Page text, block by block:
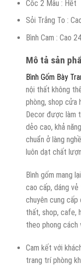
Cốc 2 Mầu : Hết
Sỏi Trắng To :
Bình Cam : Cao
Mô tả sản
Bình Gốm Bày
nội thất không
phòng, shop cửa
Decor được làm
dẻo cao, khả
chuẩn ở làng
luôn dạt chất
Bình gốm mang
cao cấp, dáng
chuyên cung
thất, shop, cafe,
theo phong cách
Cam kết với
trang trí phòng